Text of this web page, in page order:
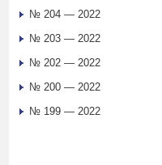
№ 204 — 2022
№ 203 — 2022
№ 202 — 2022
№ 200 — 2022
№ 199 — 2022